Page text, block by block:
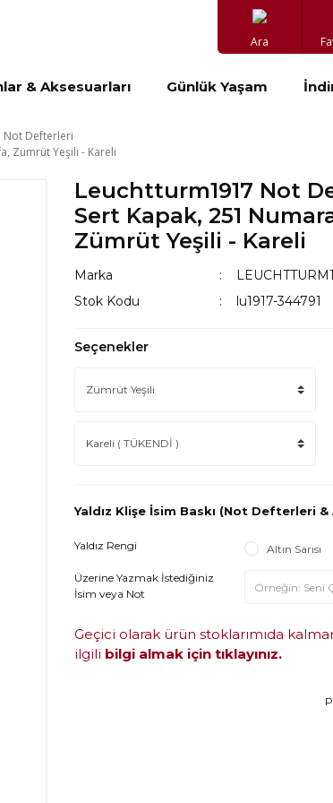
Ara
& Aksesuarları Günlük Yaşam
Not Defterleri
Zümrüt Yeşili - Kareli
Leuchtturm1917 Not
Sert Kapak, 251
Zümrüt Yeşili - Kareli
Marka
Stok Kodu
lu1917-344791
Seçenekler
Yaldız Klişe İsim Baskı (Not Defterleri
Yaldız Rengi Altın Sarısı
Üzerine Yazmak İstediğiniz
İsim veya Not
Geçici olarak ürün stoklarımıda
ilgili bilgi almak için tıklayınız.